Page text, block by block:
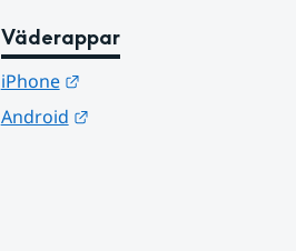
Väderappar
iPhone
Länk till annan webbplats.
Android
Länk till annan webbplats.